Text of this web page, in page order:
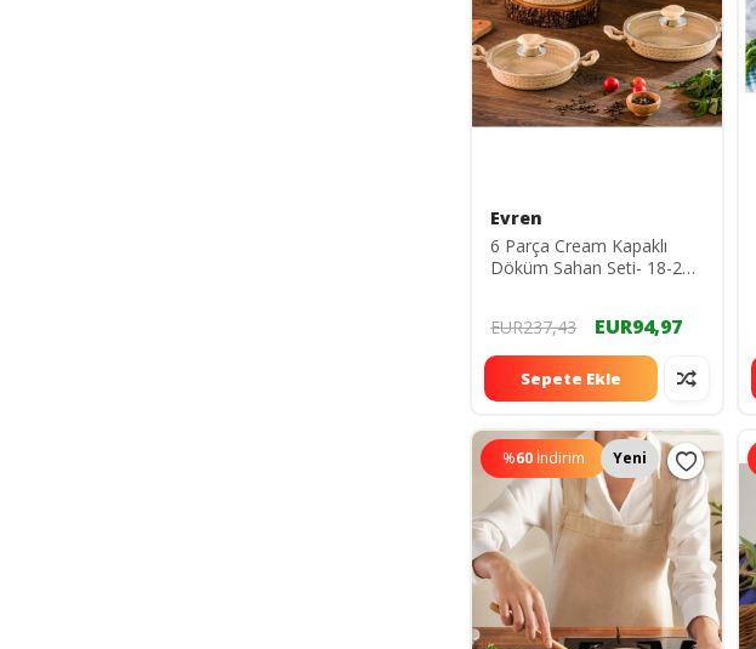
Evren
6 Parça Cream Kapaklı
Döküm Sahan Seti- 18-20-
EUR237,43 EUR94,97
Sepete Ekle
%60 İndirim Yeni